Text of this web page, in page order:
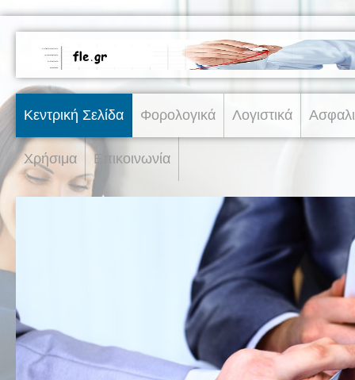
Κεντρική Σελίδα Φορολογικά Λογιστικά
Χρήσιμα Επικοινωνία